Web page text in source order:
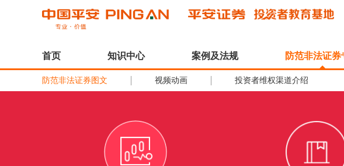
首页 知识中心 案例及法规 防范非法证券
防范非法证券图文 视频动画 投资者维权渠道介绍